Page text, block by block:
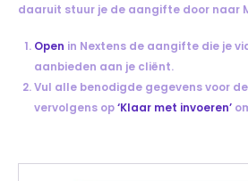
daaruit stuur je de aangifte door naar
Open in Nextens de aangifte die je
aanbieden aan je cliënt.
Vul alle benodigde gegevens voor
vervolgens op‘Klaar met invoeren’